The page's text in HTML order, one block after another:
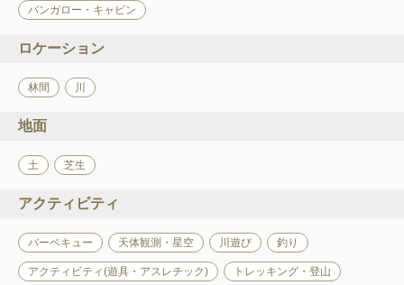
バンガロー・キャビン
ロケーション
林間 川
地面
土 芝生
アクティビティ
バーベキュー 天体観測・星空 川遊び 釣り
アクティビティ(遊具・アスレチック) トレッキング・登山